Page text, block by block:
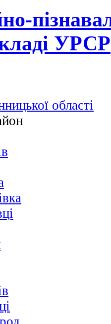
УРСР
області